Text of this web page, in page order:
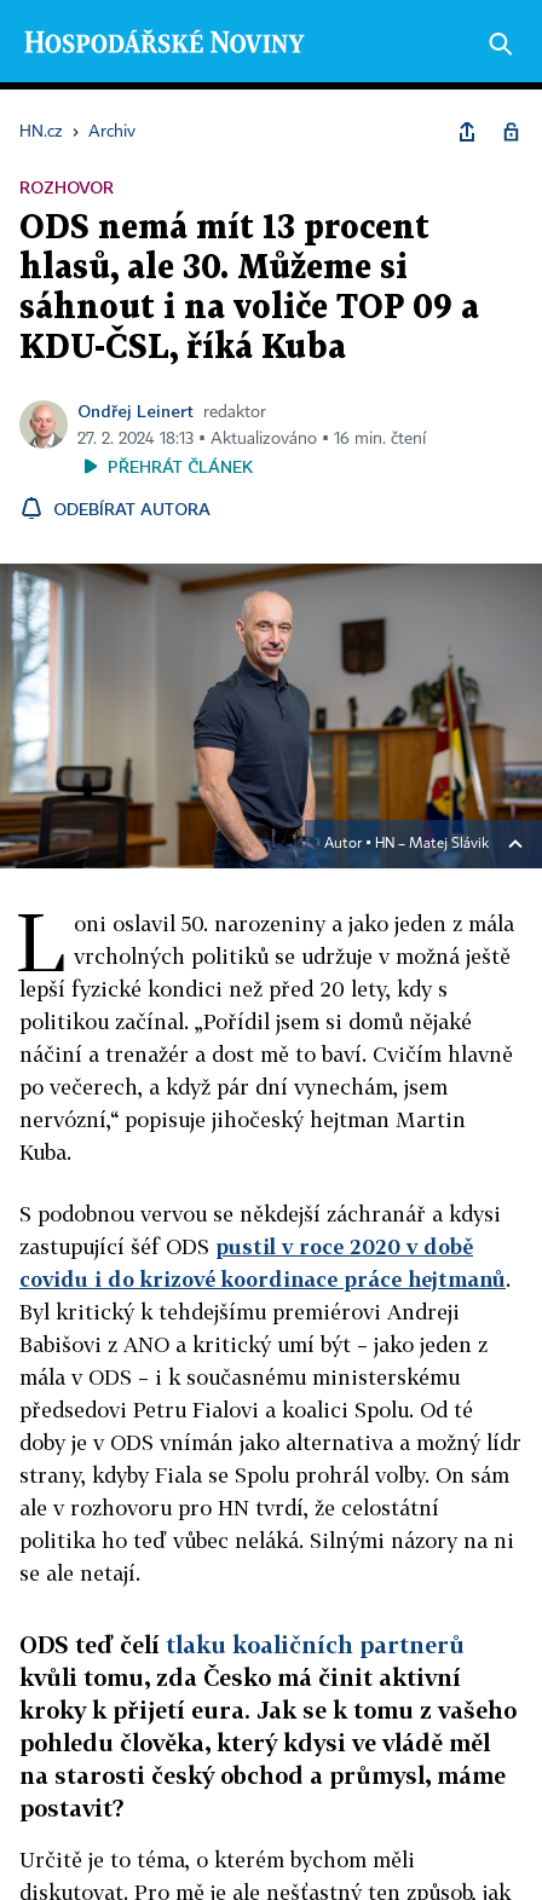
HN.cz › Archiv
ROZHOVOR
ODS nemá mít 13 procent
hlasů, ale 30. Můžeme si
sáhnout i na voliče TOP 09 a
KDU-ČSL, říká Kuba
Ondřej Leinert
redaktor
27. 2. 2024 18:13 ▪ Aktualizováno ▪ 16 min. čtení
PŘEHRÁT ČLÁNEK
ODEBÍRAT AUTORA
Autor ▪ HN – Matej Slávik
L oni oslavil 50. narozeniny a jako jeden z mála
vrcholných politiků se udržuje v možná ještě
lepší fyzické kondici než před 20 lety, kdy s
politikou začínal. „Pořídil jsem si domů nějaké
náčiní a trenažér a dost mě to baví. Cvičím hlavně
po večerech, a když pár dní vynechám, jsem
nervózní,“ popisuje jihočeský hejtman Martin
Kuba.
S podobnou vervou se někdejší záchranář a kdysi
zastupující šéf ODS pustil v roce 2020 v době
covidu i do krizové koordinace práce hejtmanů.
Byl kritický k tehdejšímu premiérovi Andreji
Babišovi z ANO a kritický umí být – jako jeden z
mála v ODS – i k současnému ministerskému
předsedovi Petru Fialovi a koalici Spolu. Od té
doby je v ODS vnímán jako alternativa a možný lídr
strany, kdyby Fiala se Spolu prohrál volby. On sám
ale v rozhovoru pro HN tvrdí, že celostátní
politika ho teď vůbec neláká. Silnými názory na ni
se ale netají.
ODS teď čelí tlaku koaličních partnerů
kvůli tomu, zda Česko má činit aktivní
kroky k přijetí eura. Jak se k tomu z vašeho
pohledu člověka, který kdysi ve vládě měl
na starosti český obchod a průmysl, máme
postavit?
Určitě je to téma, o kterém bychom měli
diskutovat. Pro mě je ale nešťastný ten způsob, jak